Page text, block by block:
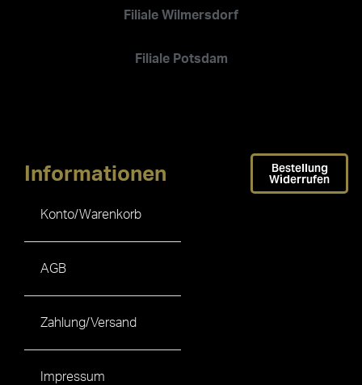
Filiale Wilmersdorf
Filiale Potsdam
Informationen
Konto/Warenkorb
AGB
Zahlung/Versand
Impressum
Bestellung
Widerrufen